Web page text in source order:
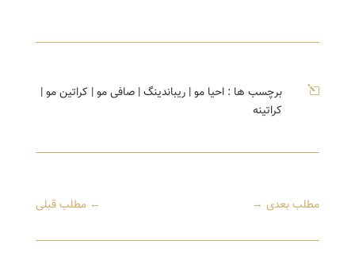
l برچسب ها : احیا مو| ریباندینگ| صافی مو| کراتین مو|
کراتینه
←مطلب قبلی مطلب بعدی→